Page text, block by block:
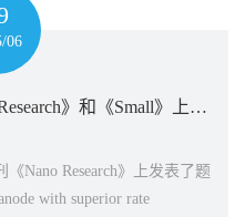
06
物电学院师生分别在《Nano Research》和《Small》上发表学术论文
Nano Research》上发表了题
with superior rate